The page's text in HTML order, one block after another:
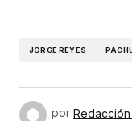
JORGE REYES
por